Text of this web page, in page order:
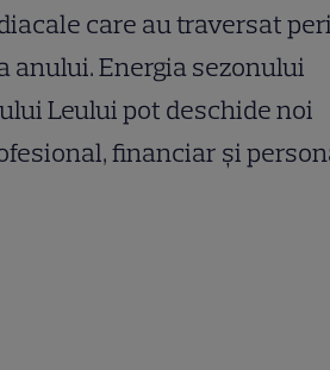
care au traversat
anului. Energia sezonului
Leului pot deschide noi
financiar și